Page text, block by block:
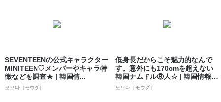
SEVENTEENの公式キャラクター
MINITEEN♡メンバーやキャラ特
徴などを調査★ | 韓国情...
모으다［モウダ］
低身長だからこそ魅力的なんで
す。意外にも170cmを超えない
韓国ナムドル⑧人☆ | 韓国情報サ
イト...
모으다［モウダ］